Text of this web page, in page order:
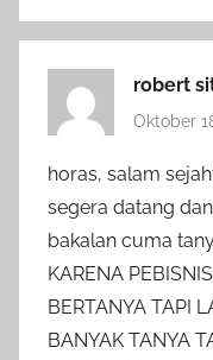
robert
Oktober
horas, salam
segera datang
bakalan cuma
KARENA
BERTANYA TAPI
BANYAK TANYA